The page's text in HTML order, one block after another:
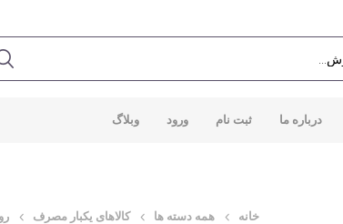
درباره ما ثبت نام ورود وبلاگ
خانه همه دسته ها کالاهای یکبار مصرف